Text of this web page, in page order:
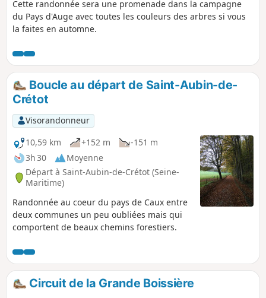
Cette randonnée sera une promenade dans la campagne
du Pays d'Auge avec toutes les couleurs des arbres si vous
la faites en automne.
Boucle au départ de Saint-Aubin-de-
Crétot
Visorandonneur
10,59 km
+152 m
-151 m
3h 30
Moyenne
Départ à Saint-Aubin-de-Crétot (Seine-
Maritime)
Randonnée au coeur du pays de Caux entre
deux communes un peu oubliées mais qui
comportent de beaux chemins forestiers.
Circuit de la Grande Boissière